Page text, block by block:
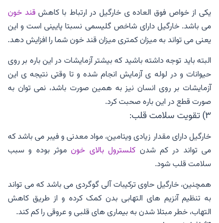
یکی از خواص فوق العاده ی خارگیل در ارتباط با کاهش قند خون
می باشد. خارگیل دارای شاخص گلیسمی نسبتا پایینی است و این
یعنی می تواند به میزان کمتری میزان قند خون شما را افزایش دهد.
البته باید توجه داشته باشید که بیشتر آزمایشات در این باره بر روی
حیوانات و در لوله ی آزمایش انجام شده و تا وقتی نتیجه ی این
آزمایشات بر روی انسان نیز به همین صورت باشد، نمی توان به
صورت قطع در این باره صحبت کرد.
۳) تقویت سلامت قلب:
خارگیل دارای مقدار زیادی ویتامین، مواد معدنی و فیبر می باشد که
می تواند در کم شدن کلسترول بالای خونموثر بوده و سبب
سلامت قلب شود.
همچنین، خارگیل حاوی ترکیبات آلی گوگردی می باشد که می تواند
به تنظیم آنزیم های التهابی بدن کمک کرده و از طریق کاهش
التهاب، خطر مبتلا شدن به بیماری های قلبی و عروقی را کم کند.